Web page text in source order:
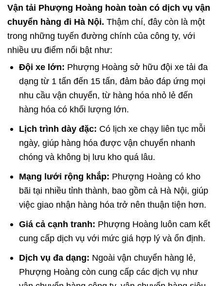
Vận tải Phượng Hoàng hoàn toàn có dịch vụ vận
chuyển hàng đi Hà Nội. Thậm chí, đây còn là một
trong những tuyến đường chính của công ty, với
nhiều ưu điểm nổi bật như:
Đội xe lớn: Phượng Hoàng sở hữu đội xe tải đa
dạng từ 1 tấn đến 15 tấn, đảm bảo đáp ứng mọi
nhu cầu vận chuyển, từ hàng hóa nhỏ lẻ đến
hàng hóa có khối lượng lớn.
Lịch trình dày đặc: Có lịch xe chạy liên tục mỗi
ngày, giúp hàng hóa được vận chuyển nhanh
chóng và không bị lưu kho quá lâu.
Mạng lưới rộng khắp: Phượng Hoàng có kho
bãi tại nhiều tỉnh thành, bao gồm cả Hà Nội, giúp
việc giao nhận hàng hóa trở nên thuận tiện hơn.
Giá cả cạnh tranh: Phượng Hoàng luôn cam kết
cung cấp dịch vụ với mức giá hợp lý và ổn định.
Dịch vụ đa dạng: Ngoài vận chuyển hàng lẻ,
Phượng Hoàng còn cung cấp các dịch vụ như